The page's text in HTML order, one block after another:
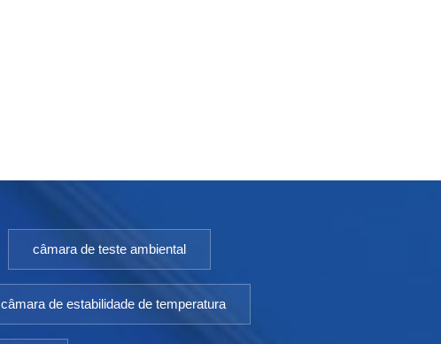
câmara de teste ambiental
câmara de estabilidade de temperatura